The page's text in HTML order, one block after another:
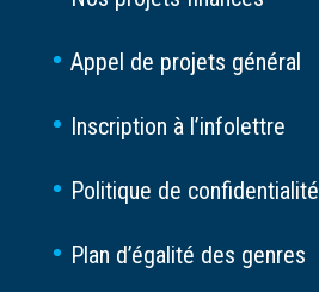
Appel de projets général
Inscription à l’infolettre
Politique de confidentialité
Plan d’égalité des genres